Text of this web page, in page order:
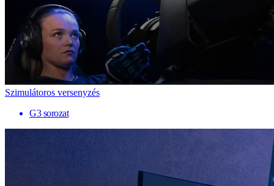
Szimulátoros versenyzés
G3 sorozat